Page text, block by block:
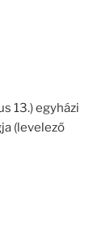
13.) egyházi
(levelező